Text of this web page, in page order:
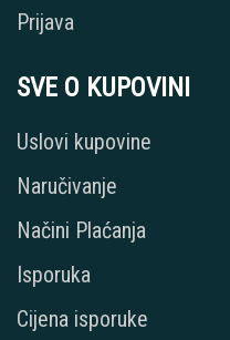
Prijava
SVE O KUPOVINI
Uslovi kupovine
Naručivanje
Načini Plaćanja
Isporuka
Cijena isporuke